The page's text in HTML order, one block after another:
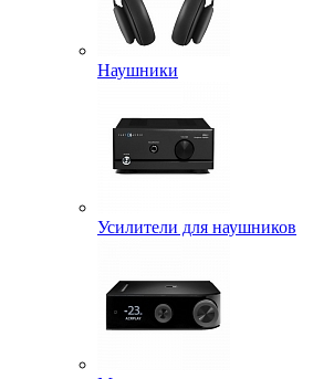
Наушники
Усилители для наушников